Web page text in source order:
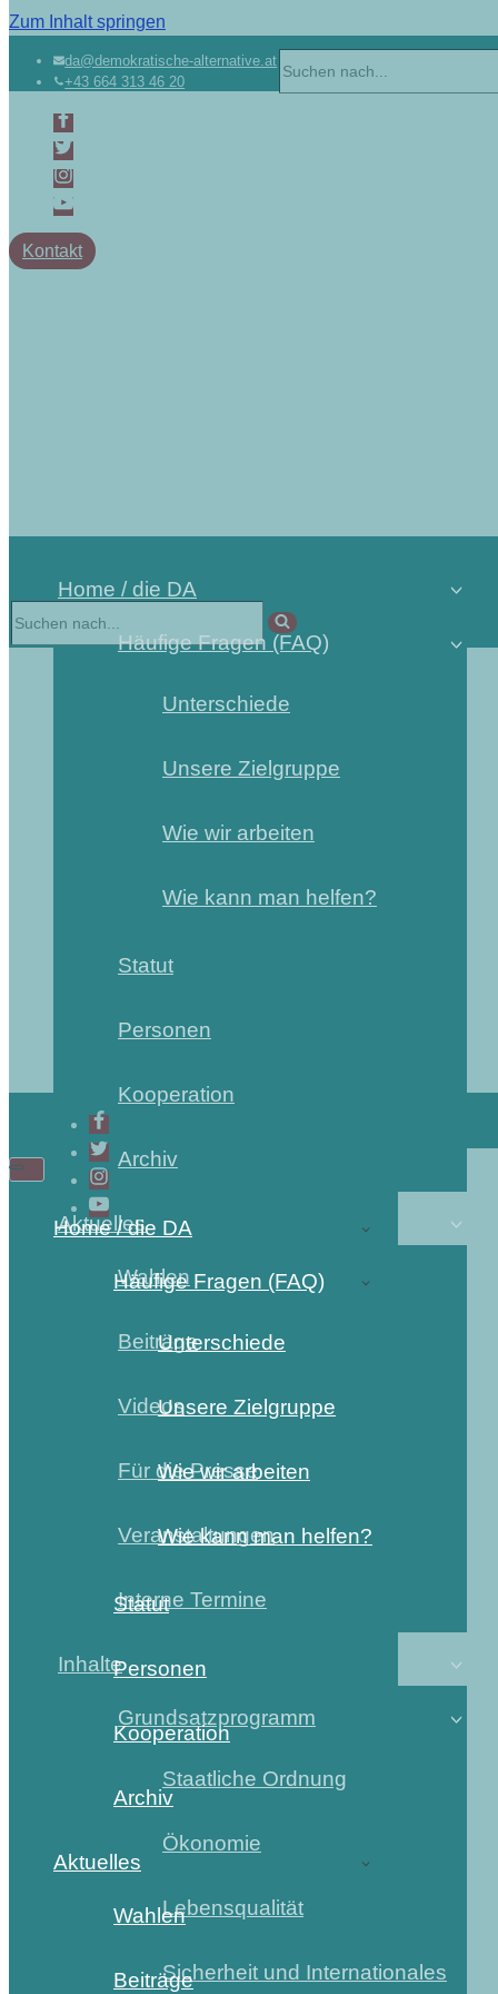
Zum Inhalt springen
da@demokratische-alternative.at
+43 664 313 46 20
Kontakt
Home / die DA
Häufige Fragen (FAQ)
Unterschiede
Unsere Zielgruppe
Wie wir arbeiten
Wie kann man helfen?
Statut
Personen
Kooperation
Archiv
Aktuelles
Wahlen
Beiträge
Videos
Für die Presse
Veranstaltungen
Interne Termine
Inhalte
Grundsatzprogramm
Staatliche Ordnung
Ökonomie
Lebensqualität
Sicherheit und Internationales
Home / die DA
Häufige Fragen (FAQ)
Unterschiede
Unsere Zielgruppe
Wie wir arbeiten
Wie kann man helfen?
Statut
Personen
Kooperation
Archiv
Aktuelles
Wahlen
Beiträge